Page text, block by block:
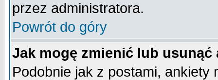
przez administratora.
Powrót do góry
Jak mogę zmienić lub usunąć
Podobnie jak z postami,